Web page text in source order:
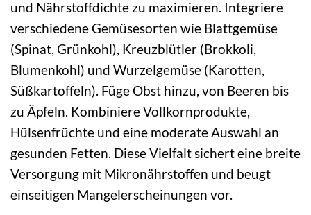
und Nährstoffdichte zu maximieren. Integriere
verschiedene Gemüsesorten wie Blattgemüse
(Spinat, Grünkohl), Kreuzblütler (Brokkoli,
Blumenkohl) und Wurzelgemüse (Karotten,
Süßkartoffeln). Füge Obst hinzu, von Beeren bis
zu Äpfeln. Kombiniere Vollkornprodukte,
Hülsenfrüchte und eine moderate Auswahl an
gesunden Fetten. Diese Vielfalt sichert eine breite
Versorgung mit Mikronährstoffen und beugt
einseitigen Mangelerscheinungen vor.